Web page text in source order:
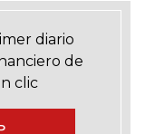
diario
de
clic